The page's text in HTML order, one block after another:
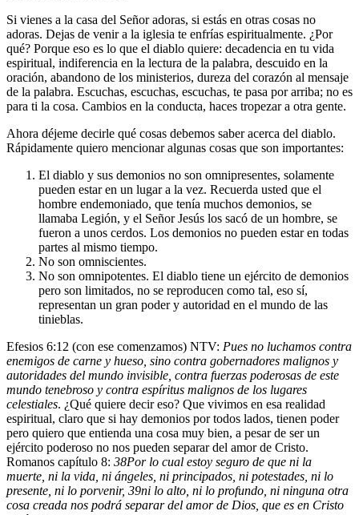
Si vienes a la casa del Señor adoras, si estás en otras cosas no
adoras. Dejas de venir a la iglesia te enfrías espiritualmente. ¿Por
qué? Porque eso es lo que el diablo quiere: decadencia en tu vida
espiritual, indiferencia en la lectura de la palabra, descuido en la
oración, abandono de los ministerios, dureza del corazón al mensaje
de la palabra. Escuchas, escuchas, escuchas, te pasa por arriba; no es
para ti la cosa. Cambios en la conducta, haces tropezar a otra gente.
Ahora déjeme decirle qué cosas debemos saber acerca del diablo.
Rápidamente quiero mencionar algunas cosas que son importantes:
El diablo y sus demonios no son omnipresentes, solamente
pueden estar en un lugar a la vez. Recuerda usted que el
hombre endemoniado, que tenía muchos demonios, se
llamaba Legión, y el Señor Jesús los sacó de un hombre, se
fueron a unos cerdos. Los demonios no pueden estar en todas
partes al mismo tiempo.
No son omniscientes.
No son omnipotentes. El diablo tiene un ejército de demonios
pero son limitados, no se reproducen como tal, eso sí,
representan un gran poder y autoridad en el mundo de las
tinieblas.
Efesios 6:12 (con ese comenzamos) NTV: Pues no luchamos contra
enemigos de carne y hueso, sino contra gobernadores malignos y
autoridades del mundo invisible, contra fuerzas poderosas de este
mundo tenebroso y contra espíritus malignos de los lugares
celestiales. ¿Qué quiere decir eso? Que vivimos en esa realidad
espiritual, claro que si hay demonios por todos lados, tienen poder
pero quiero que entienda una cosa muy bien, a pesar de ser un
ejército poderoso no nos pueden separar del amor de Cristo.
Romanos capítulo 8: 38Por lo cual estoy seguro de que ni la
muerte, ni la vida, ni ángeles, ni principados, ni potestades, ni lo
presente, ni lo porvenir, 39ni lo alto, ni lo profundo, ni ninguna otra
cosa creada nos podrá separar del amor de Dios, que es en Cristo